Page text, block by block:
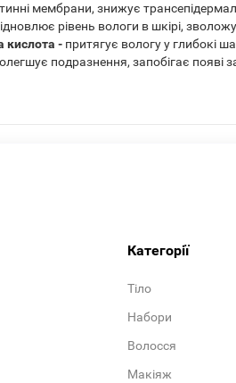
мембрани, знижує
ідновлює рівень вологи в шкірі,
кислота - притягує вологу у глибокі
олегшує подразнення, запобігає появі
Категорії
Тіло
Набори
Волосся
Макіяж